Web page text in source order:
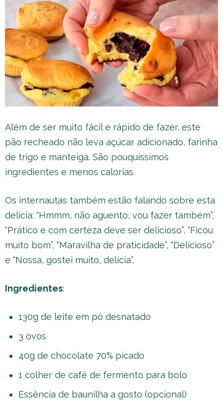
Além de ser muito fácil e rápido de fazer, este
pão recheado não leva açúcar adicionado, farinha
de trigo e manteiga. São pouquíssimos
ingredientes e menos calorias.
Os internautas também estão falando sobre esta
delícia: “Hmmm, não aguento, vou fazer também”,
“Prático e com certeza deve ser delicioso”, “Ficou
muito bom”, “Maravilha de praticidade”, “Delicioso”
e “Nossa, gostei muito, delícia”.
Ingredientes:
130g de leite em pó desnatado
3 ovos
40g de chocolate 70% picado
1 colher de café de fermento para bolo
Essência de baunilha a gosto (opcional)